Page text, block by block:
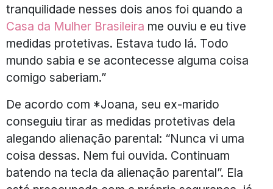
tranquilidade nesses dois anos foi quando a
Casa da Mulher Brasileira me ouviu e eu tive
medidas protetivas. Estava tudo lá. Todo
mundo sabia e se acontecesse alguma coisa
comigo saberiam.”
De acordo com *Joana, seu ex-marido
conseguiu tirar as medidas protetivas dela
alegando alienação parental: “Nunca vi uma
coisa dessas. Nem fui ouvida. Continuam
batendo na tecla da alienação parental”. Ela